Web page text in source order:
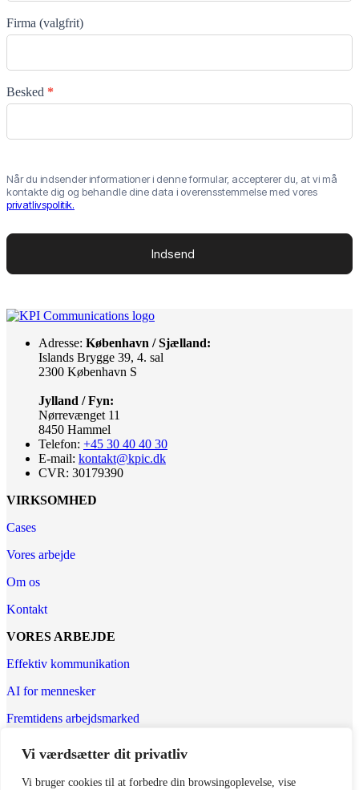
Vi værdsætter dit privatliv
Vi bruger cookies til at forbedre din browsingoplevelse, vise
Firma (valgfrit)
Besked *
Når du indsender informationer i denne formular, accepterer du, at vi må
kontakte dig og behandle dine data i overensstemmelse med vores
privatlivspolitik.
Indsend
Adresse: København / Sjælland:
Islands Brygge 39, 4. sal
2300 København S
Jylland / Fyn:
Nørrevænget 11
8450 Hammel
Telefon: +45 30 40 40 30
E-mail: kontakt@kpic.dk
CVR: 30179390
VIRKSOMHED
Cases
Vores arbejde
Om os
Kontakt
VORES ARBEJDE
Effektiv kommunikation
AI for mennesker
Fremtidens arbejdsmarked
Inklusion & diversitet